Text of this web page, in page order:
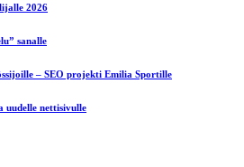
2026
sanalle
– SEO projekti Emilia Sportille
uudelle nettisivulle